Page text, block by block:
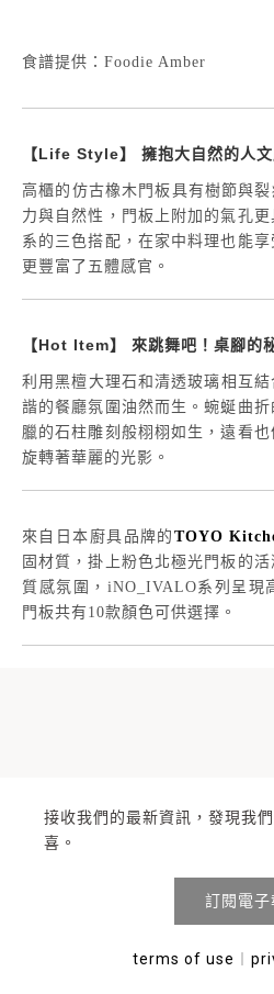
食譜提供：Foodie Amber
【Life Style】 擁抱大自然的人
高櫃的仿古橡木門板具有樹節與
力與自然性，門板上附加的氣孔
系的三色搭配，在家中料理也能
更豐富了五體感官。
【Hot Item】 來跳舞吧！桌腳的
利用黑檀大理石和清透玻璃相互結
諧的餐廳氛圍油然而生。蜿蜒曲
臘的石柱雕刻般栩栩如生，遠看也
旋轉著華麗的光影。
來自日本廚具品牌的 TOYO
固材質，掛上粉色北極光門板的
質感氛圍，iNO_IVALO系列呈現
門板共有10款顏色可供選擇。
接收我們的最新資訊，發現我
喜。
訂閱電子
terms of use